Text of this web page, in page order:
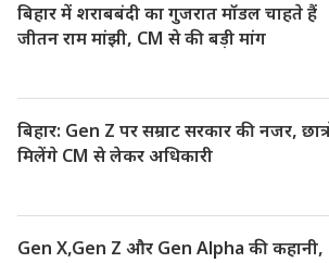
बिहार में शराबबंदी का गुजरात मॉडल चाहते हैं
जीतन राम मांझी, CM से की बड़ी मांग
बिहार: Gen Z पर सम्राट सरकार की नजर,
मिलेंगे CM से लेकर अधिकारी
Gen X,Gen Z और Gen Alpha की कहानी,